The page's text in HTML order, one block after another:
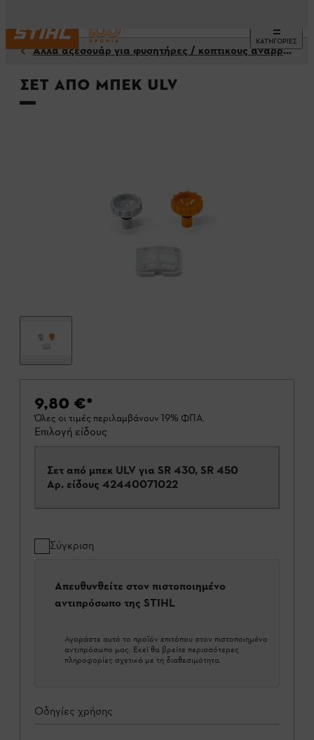
ΚΑΤΗΓΟΡΙΕΣ
Άλλα αξεσουάρ για φυσητήρες / κοπτικους αναρροφητήρες
Σετ από μπεκ ULV
9,80 €*
Όλες οι τιμές περιλαμβάνουν 19% ΦΠΑ.
Επιλογή είδους
Σετ από μπεκ ULV για SR 430, SR 450
Αρ. είδους 42440071022
Σύγκριση
Απευθυνθείτε στον πιστοποιημένο
αντιπρόσωπο της STIHL
Αγοράστε αυτό το προϊόν επιτόπου στον πιστοποιημένο
αντιπρόσωπο μας. Εκεί θα βρείτε περισσότερες
πληροφορίες σχετικά με τη διαθεσιμότητα.
Οδηγίες χρήσης